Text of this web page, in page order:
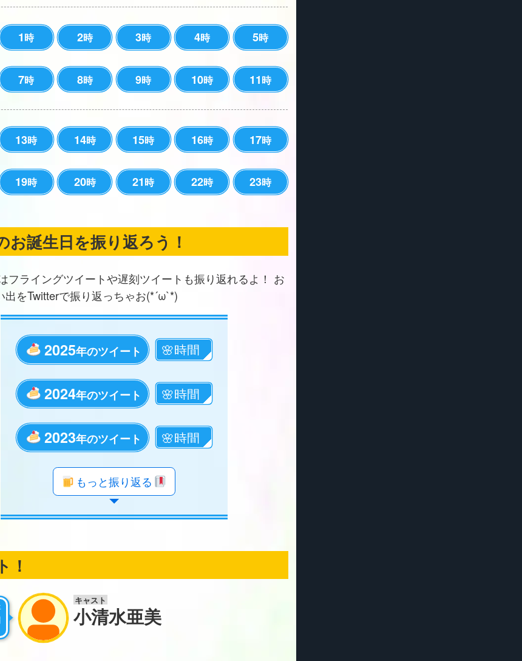
1時 2時 3時 4時 5時
7時 8時 9時 10時 11時
13時 14時 15時 16時 17時
19時 20時 21時 22時 23時
お誕生日を振り返ろう！
フライングツイートや遅刻ツイートも振り返れるよ！ お
出をTwitterで振り返っちゃお(*´ω`*)
2025年のツイート
2024年のツイート
2023年のツイート
年のツイート
年のツイート
年のツイート
年のツイート
年のツイート
年のツイート
年のツイート
年のツイート
年のツイート
年のツイート
年のツイート
年のツイート
年のツイート
年のツイート
年のツイート
年のツイート
年のツイート
もっと振り返る
！
キャスト
小清水亜美